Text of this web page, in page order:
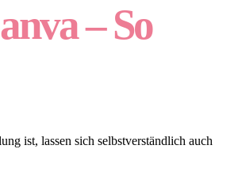
– So
ist, lassen sich selbstverständlich auch